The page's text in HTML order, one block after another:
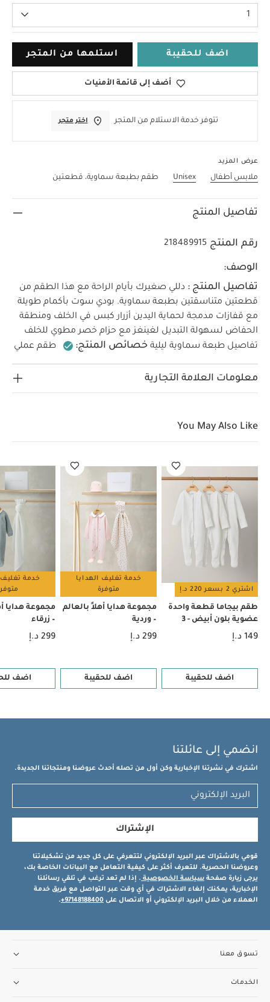
1
اضف للحقيبة استلمها من المتجر
أضف إلى قائمة الأمنيات
تتوفر خدمة الاستلام من المتجر اختر متجر
عرض المزيد
ملابس أطفال Unisex طقم بطبعة سماوية، قطعتين
تفاصيل المنتج
رقم المنتج 218489915
الوصف:
تفاصيل المنتج : دللي صغيرك بأيام الراحة مع هذا الطقم من
قطعتين متناسقتين بطبعة سماوية. بودي سوت بأكمام طويلة
مع قفازات مدمجة لحماية اليدين أزرار كبس في الخلف ومنطقة
الحفاض لسهولة التبديل لغينغز مع حزام خصر مطوي للخلف
تفاصيل طبعة سماوية ليلية خصائص المنتج:
طقم عملي
مكون من قطعتين
مزين بطبعة سماوية ساحرة
قفازات
مدمجة وأزرار كبس لتسهيل التبديل< /li>
100%
قطن تعليمات العناية/الإرشادات:
تنظيف على 40
بالمجفف
يُكوى على البارد
أيضاً:طقم بيجاما قطعة واحدة عضوية بلون أبيض - 3 قطع
مجموعة
هدايا أهلاً بالعالم – وردية مجموعة هدايا أهلاً بالعالم – زرقاء
هذايا أفرول مطرز بالدب تيدي للرضع، قطعتين طقم بودي سوت
بطبعة - قطعتان
معلومات العلامة التجارية
You May Also Like
اشتري 2 بسعر 220 د.إ
طقم بيجاما قطعة واحدة
عضوية بلون أبيض - 3
قطع
149 د.إ
اضف للحقيبة
خدمة تغليف الهدايا
متوفرة
مجموعة هدايا أهلاً بالعالم
– وردية
299 د.إ
اضف للحقيبة
خدمة تغليف
مجموعة هدايا
– زرقاء
299 د.إ
اضف
انضمي إلى عائلتنا
اشترك في نشرتنا الإخبارية وكن أول من تصله أحدث عروضنا ومنتجاتنا الجديدة.
الإشتراك
قومي بالاشتراك عبر البريد الإلكتروني لتتعرفي على كل جديد من تشكيلاتنا
وعروضنا الحصرية. للتعرف أكثر على كيفية التعامل مع البيانات الخاصة بك،
يرجى زيارة صفحة سياسة الخصوصية . إذا لم تعد ترغب في تلقي رسائلنا
الإخبارية، يمكنك إلغاء الاشتراك في أي وقت عبر التواصل مع فريق خدمة
العملاء من خلال البريد الإلكتروني أو الاتصال على 97148188400+
.
تسوق معنا
الخدمات